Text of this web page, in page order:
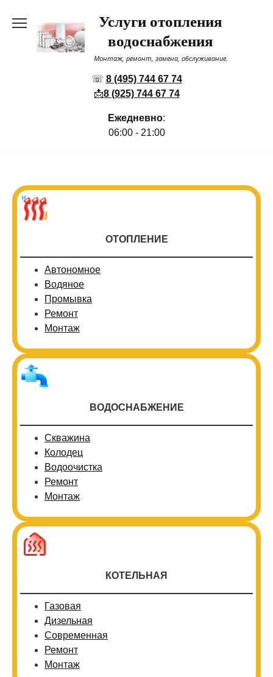
содержанию
Услуги отопления
водоснабжения
Монтаж, ремонт, замена, обслуживание.
☏ 8 (495) 744 67 74
📩8 (925) 744 67 74
Ежедневно:
06:00 - 21:00
ОТОПЛЕНИЕ
Автономное
Водяное
Промывка
Ремонт
Монтаж
ВОДОСНАБЖЕНИЕ
Скважина
Колодец
Водоочистка
Ремонт
Монтаж
КОТЕЛЬНАЯ
Газовая
Дизельная
Современная
Ремонт
Монтаж